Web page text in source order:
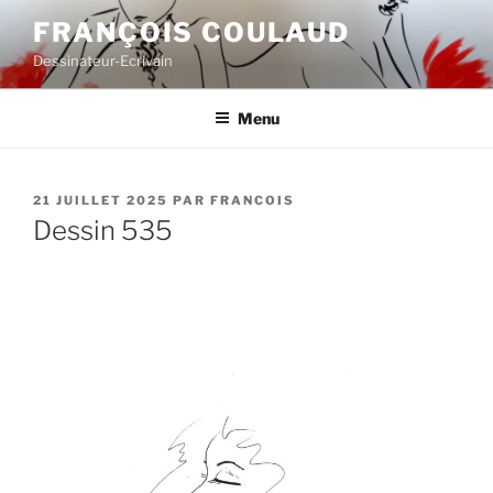
contenu
principal
FRANÇOIS COULAUD
Dessinateur-Ecrivain
Menu
PUBLIÉ
LE
21 JUILLET 2025 PAR FRANCOIS
Dessin 535